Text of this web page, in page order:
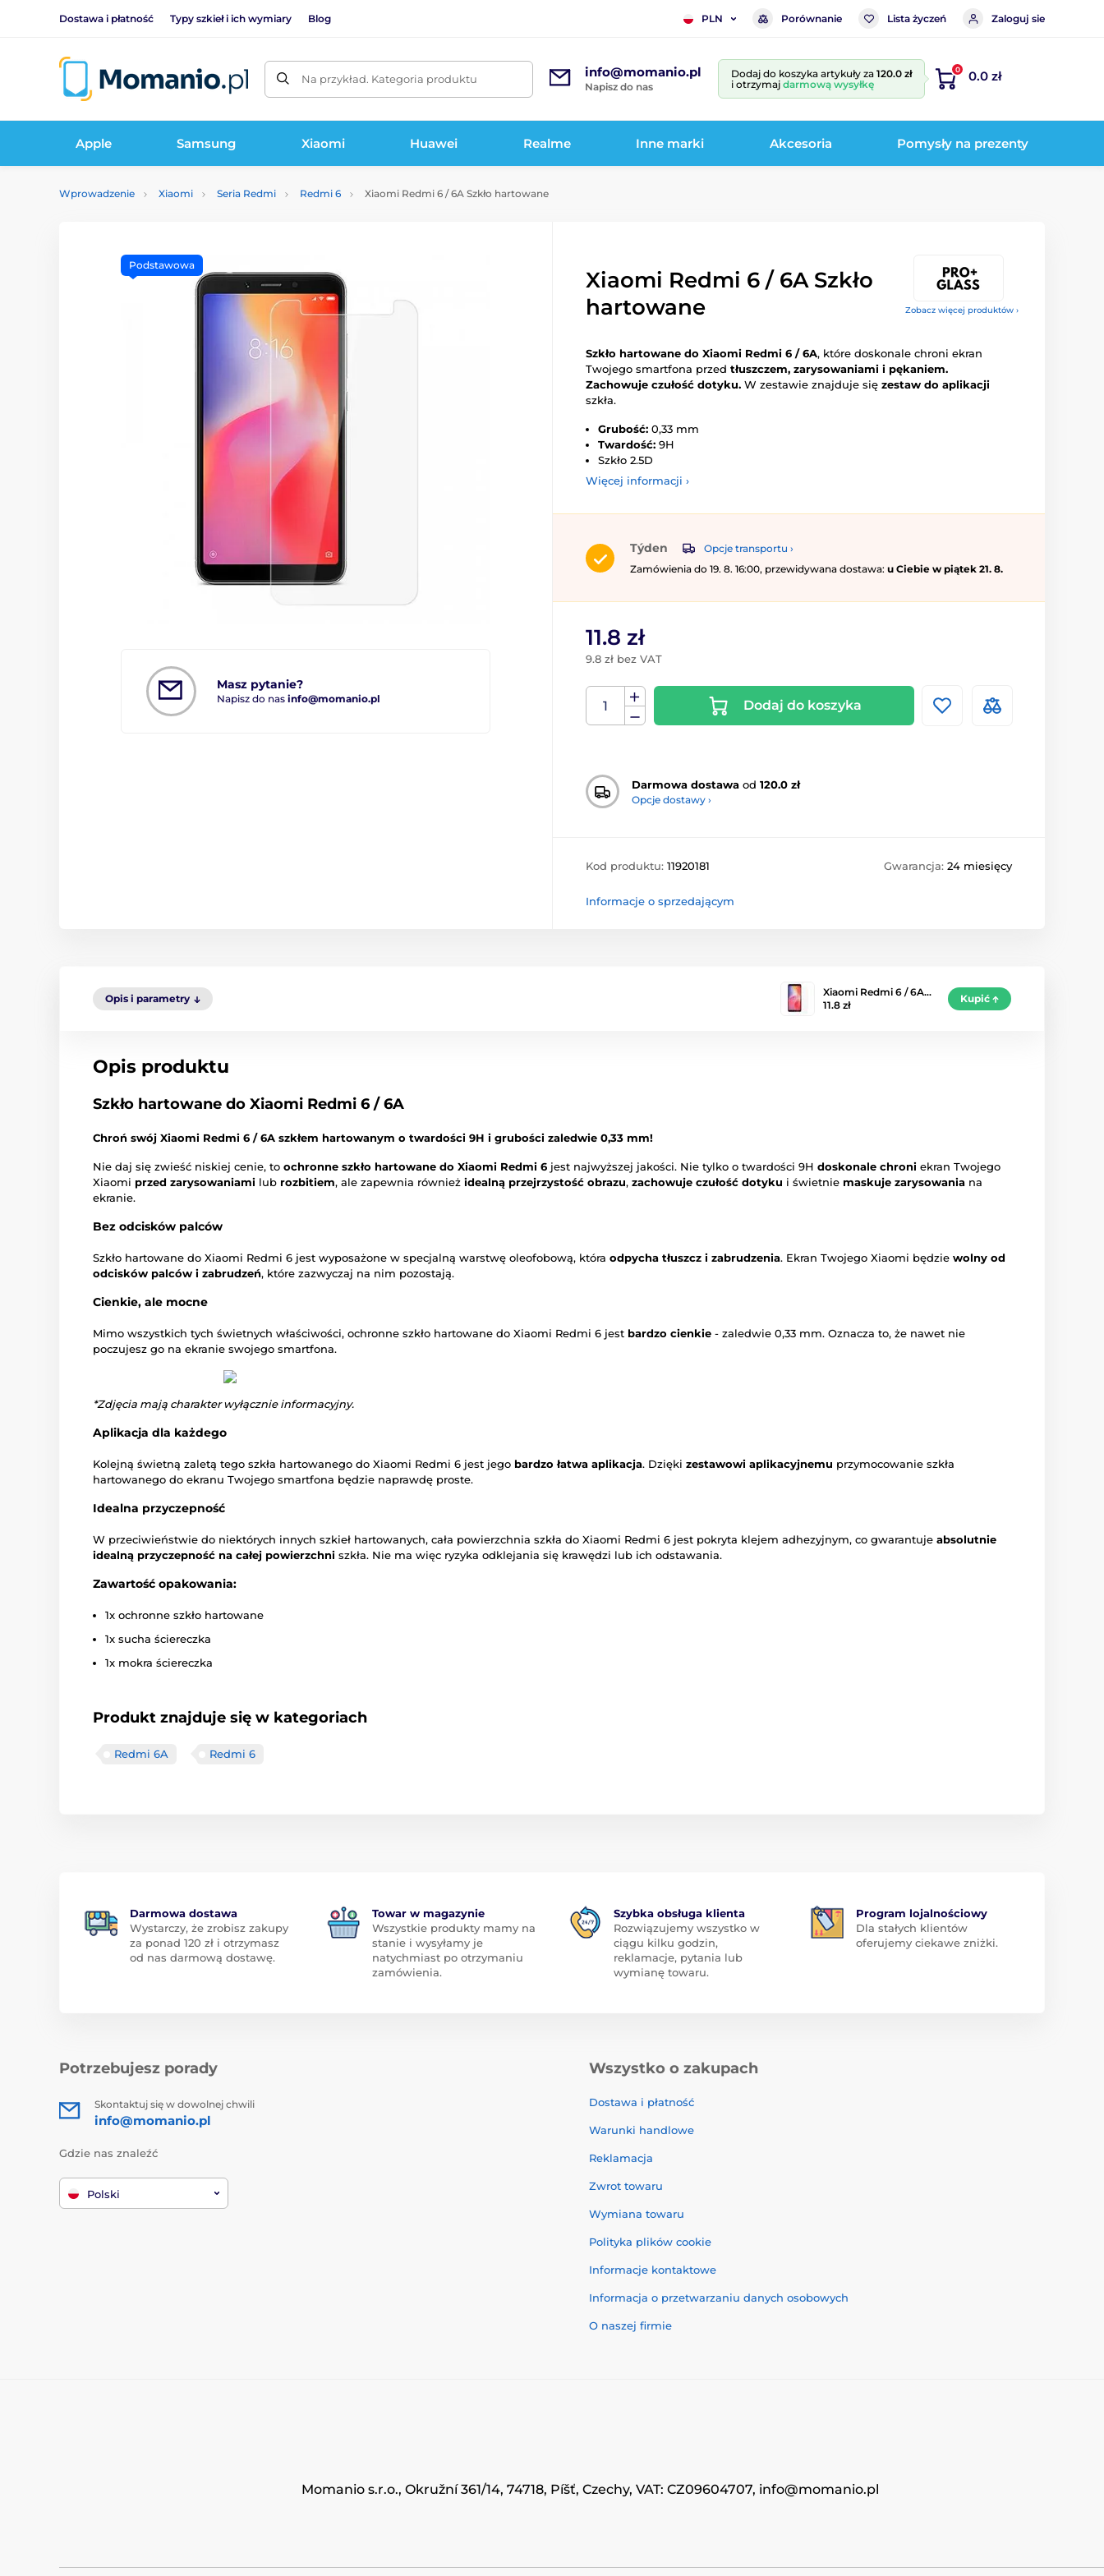
Dostawa i płatność Typy szkieł i ich wymiary Blog PLN Porównanie Lista życzeń Zaloguj sie
Na przykład. Kategoria produktu info@momanio.pl
Napisz do nas
Dodaj do koszyka artykuły za 120.0 zł
i otrzymaj darmową wysyłkę
0 0.0 zł
Apple Samsung Xiaomi Huawei Realme Inne marki Akcesoria Pomysły na prezenty
Wprowadzenie Xiaomi Seria Redmi Redmi 6 Xiaomi Redmi 6 / 6A Szkło hartowane
Zobacz więcej produktów ›
Masz pytanie?
Napisz do nas info@momanio.pl
Podstawowa
Xiaomi Redmi 6 / 6A Szkło
hartowane
Szkło hartowane do Xiaomi Redmi 6 / 6A, które doskonale chroni ekran
Twojego smartfona przed tłuszczem, zarysowaniami i pękaniem.
Zachowuje czułość dotyku. W zestawie znajduje się zestaw do aplikacji
szkła.
Grubość: 0,33 mm
Twardość: 9H
Szkło 2.5D
Więcej informacji ›
Týden
Opcje transportu ›
Zamówienia do 19. 8. 16:00, przewidywana dostawa: u Ciebie w piątek 21. 8.
11.8 zł
9.8 zł bez VAT
Dodaj do koszyka
Darmowa dostawa od 120.0 zł
Opcje dostawy ›
Kod produktu: 11920181 Gwarancja: 24 miesięcy
Informacje o sprzedającym
Opis i parametry
Xiaomi Redmi 6 / 6A…
11.8 zł
Kupić
Opis produktu
Szkło hartowane do Xiaomi Redmi 6 / 6A
Chroń swój Xiaomi Redmi 6 / 6A szkłem hartowanym o twardości 9H i grubości zaledwie 0,33 mm!
Nie daj się zwieść niskiej cenie, to ochronne szkło hartowane do Xiaomi Redmi 6 jest najwyższej jakości. Nie tylko o twardości 9H doskonale chroni ekran Twojego
Xiaomi przed zarysowaniami lub rozbitiem, ale zapewnia również idealną przejrzystość obrazu, zachowuje czułość dotyku i świetnie maskuje zarysowania na
ekranie.
Bez odcisków palców
Szkło hartowane do Xiaomi Redmi 6 jest wyposażone w specjalną warstwę oleofobową, która odpycha tłuszcz i zabrudzenia. Ekran Twojego Xiaomi będzie wolny od
odcisków palców i zabrudzeń, które zazwyczaj na nim pozostają.
Cienkie, ale mocne
Mimo wszystkich tych świetnych właściwości, ochronne szkło hartowane do Xiaomi Redmi 6 jest bardzo cienkie - zaledwie 0,33 mm. Oznacza to, że nawet nie
poczujesz go na ekranie swojego smartfona.
*Zdjęcia mają charakter wyłącznie informacyjny.
Aplikacja dla każdego
Kolejną świetną zaletą tego szkła hartowanego do Xiaomi Redmi 6 jest jego bardzo łatwa aplikacja. Dzięki zestawowi aplikacyjnemu przymocowanie szkła
hartowanego do ekranu Twojego smartfona będzie naprawdę proste.
Idealna przyczepność
W przeciwieństwie do niektórych innych szkieł hartowanych, cała powierzchnia szkła do Xiaomi Redmi 6 jest pokryta klejem adhezyjnym, co gwarantuje absolutnie
idealną przyczepność na całej powierzchni szkła. Nie ma więc ryzyka odklejania się krawędzi lub ich odstawania.
Zawartość opakowania:
1x ochronne szkło hartowane
1x sucha ściereczka
1x mokra ściereczka
Produkt znajduje się w kategoriach
Redmi 6A Redmi 6
Darmowa dostawa
Wystarczy, że zrobisz zakupy
za ponad 120 zł i otrzymasz
od nas darmową dostawę.
Towar w magazynie
Wszystkie produkty mamy na
stanie i wysyłamy je
natychmiast po otrzymaniu
zamówienia.
Szybka obsługa klienta
Rozwiązujemy wszystko w
ciągu kilku godzin,
reklamacje, pytania lub
wymianę towaru.
Program lojalnościowy
Dla stałych klientów
oferujemy ciekawe zniżki.
Potrzebujesz porady
Skontaktuj się w dowolnej chwili
info@momanio.pl
Gdzie nas znaleźć
Polski
Wszystko o zakupach
Dostawa i płatność
Warunki handlowe
Reklamacja
Zwrot towaru
Wymiana towaru
Polityka plików cookie
Informacje kontaktowe
Informacja o przetwarzaniu danych osobowych
O naszej firmie
Momanio s.r.o., Okružní 361/14, 74718, Píšť, Czechy, VAT: CZ09604707, info@momanio.pl